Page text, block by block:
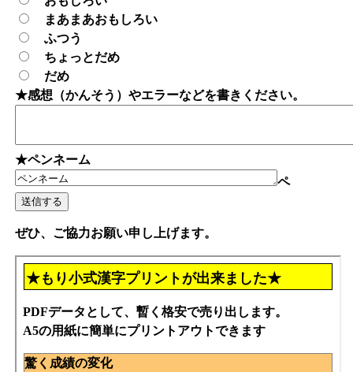
まあまあおもしろい
ふつう
ちょっとだめ
だめ
★感想（かんそう）やエラーなどを書きください。
★ペンネーム
ペ
ぜひ、ご協力お願い申し上げます。